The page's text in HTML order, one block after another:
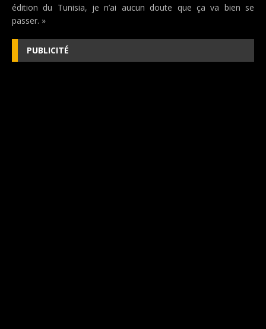
édition du Tunisia, je n’ai aucun doute que ça va bien se
passer. »
PUBLICITÉ